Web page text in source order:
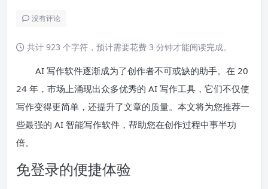
没有评论
共计 923 个字符，预计需要花费 3 分钟才能阅读完成。
AI 写作软件逐渐成为了创作者不可或缺的助手。在 20
24 年，市场上涌现出众多优秀的 AI 写作工具，它们不仅使
写作变得更简单，还提升了文章的质量。本文将为您推荐一
些最强的 AI 智能写作软件，帮助您在创作过程中事半功
倍。
免登录的便捷体验